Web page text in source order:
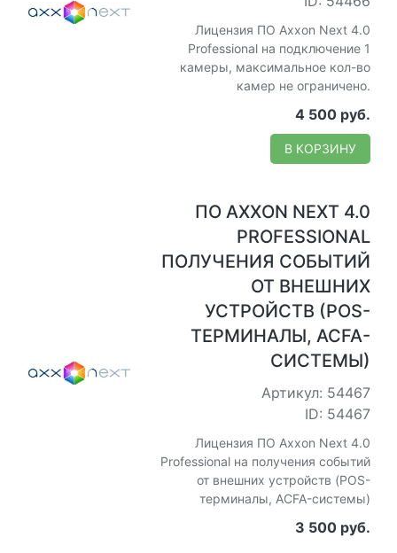
Лицензия ПО Axxon Next 4.0
Professional на подключение 1
камеры, максимальное кол-во
камер не ограничено.
4 500 руб.
В КОРЗИНУ
ПО AXXON NEXT 4.0
PROFESSIONAL
ПОЛУЧЕНИЯ СОБЫТИЙ
ОТ ВНЕШНИХ
УСТРОЙСТВ (POS-
ТЕРМИНАЛЫ, ACFA-
СИСТЕМЫ)
Артикул: 54467
ID: 54467
Лицензия ПО Axxon Next 4.0
Professional на получения событий
от внешних устройств (POS-
терминалы, ACFA-системы)
3 500 руб.